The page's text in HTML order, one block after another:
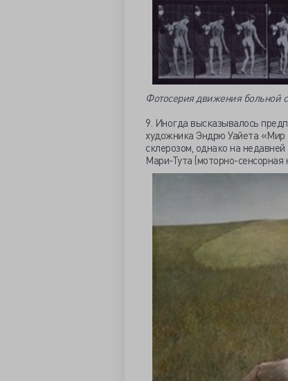
Фотосерия движения больной
9. Иногда высказывалось
художника Эндрю Уайета «Мир
склерозом, однако на
Мари-Тута (моторно-сенсорная